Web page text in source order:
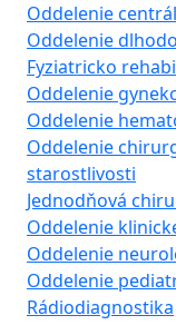
Oddelenie
Oddelenie
Fyziatricko
Oddelenie
Oddelenie
Oddelenie
starostlivosti
Jednodňová
Oddelenie
Oddelenie
Oddelenie
Rádiodiagnostika